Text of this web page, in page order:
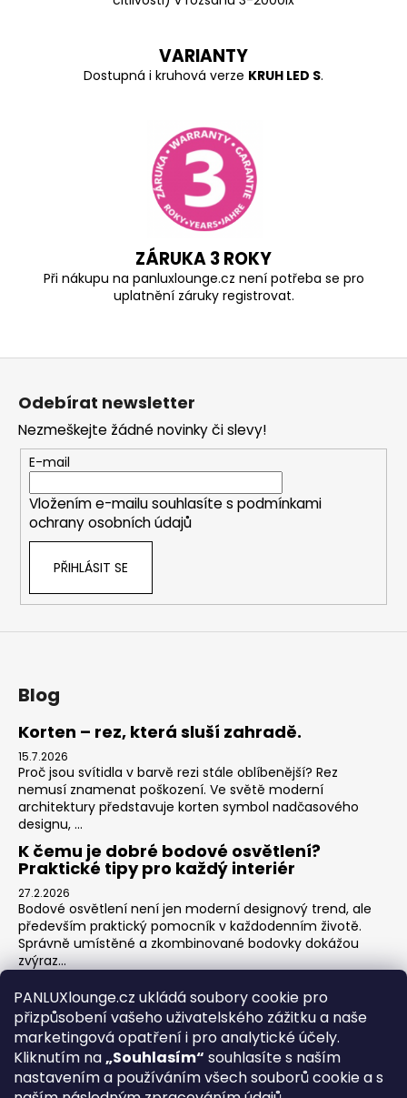
PANLUXlounge.cz ukládá soubory cookie pro
přizpůsobení vašeho uživatelského zážitku a naše
marketingová opatření i pro analytické účely.
Kliknutím na„Souhlasím“ souhlasíte s naším
nastavením a používáním všech souborů cookie a s
VARIANTY
Dostupná i kruhová verze KRUH LED S.
ZÁRUKA 3 ROKY
Při nákupu na panluxlounge.cz není potřeba se pro
uplatnění záruky registrovat.
Odebírat newsletter
Nezmeškejte žádné novinky či slevy!
E-mail
Vložením e-mailu souhlasíte s podmínkami
ochrany osobních údajů
PŘIHLÁSIT SE
Blog
Korten – rez, která sluší zahradě.
15.7.2026
Proč jsou svítidla v barvě rezi stále oblíbenější? Rez
nemusí znamenat poškození. Ve světě moderní
architektury představuje korten symbol nadčasového
designu, ...
K čemu je dobré bodové osvětlení?
Praktické tipy pro každý interiér
27.2.2026
Bodové osvětlení není jen moderní designový trend, ale
především praktický pomocník v každodenním životě.
Správně umístěné a zkombinované bodovky dokážou
zvýraz...
Jak na zónové osvětlení v obýváku?
3.2.2026
Obývací pokoj je srdcem domova – místo pro relaxaci,
sledování televize, hraní her s dětmi, posezení s přáteli i
klidné chvíle s knihou. Každá z těchto aktivit ...